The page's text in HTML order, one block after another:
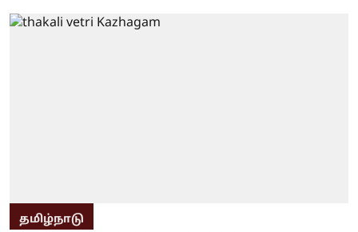
தமிழ்நாடு